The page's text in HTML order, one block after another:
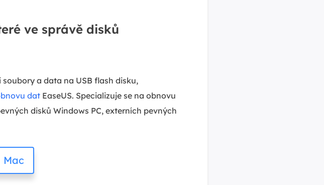
ve správě disků
a data na USB flash disku,
dat EaseUS. Specializuje se na obnovu
disků Windows PC, externích pevných
Mac